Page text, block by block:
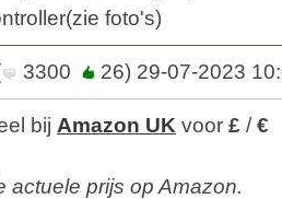
foto's)
3300 26) 29-07-2023
bij Amazon UK voor £ /€
actuele prijs op Amazon.